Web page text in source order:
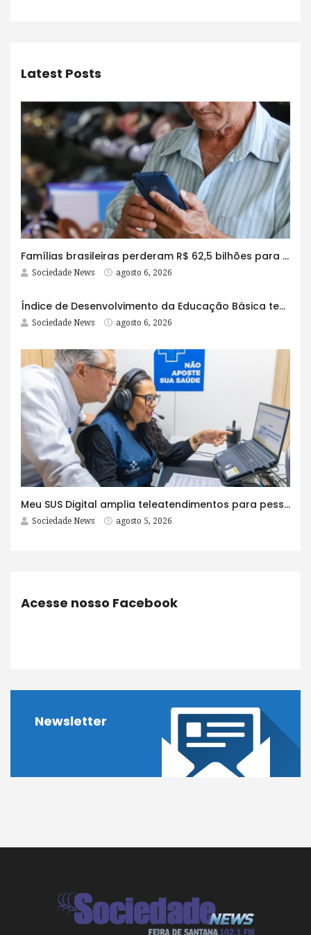
Latest Posts
Famílias brasileiras perderam R$ 62,5 bilhões para bets em 2025
Sociedade News agosto 6, 2026
Índice de Desenvolvimento da Educação Básica tem elevação em todas as etapas
Sociedade News agosto 6, 2026
Meu SUS Digital amplia teleatendimentos para pessoas com problemas com jogos e apostas
Sociedade News agosto 5, 2026
Acesse nosso Facebook
Newsletter